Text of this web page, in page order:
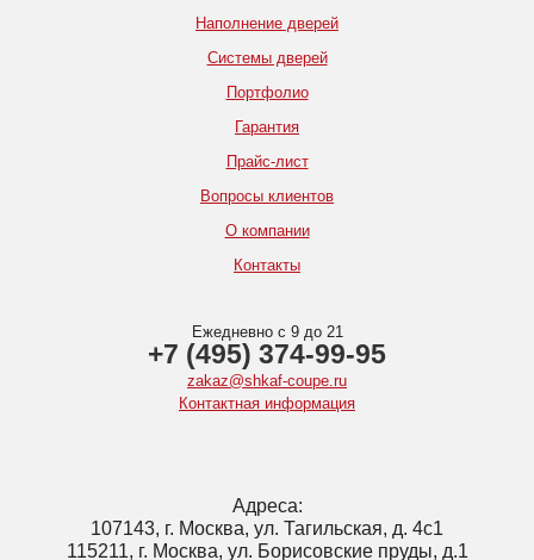
Наполнение дверей
Системы дверей
Портфолио
Гарантия
Прайс-лист
Вопросы клиентов
О компании
Контакты
Ежедневно с 9 до 21
+7 (495) 374-99-95
zakaz@shkaf-coupe.ru
Контактная информация
Адреса:
107143, г. Москва, ул. Тагильская, д. 4с1
115211, г. Москва, ул. Борисовские пруды, д.1